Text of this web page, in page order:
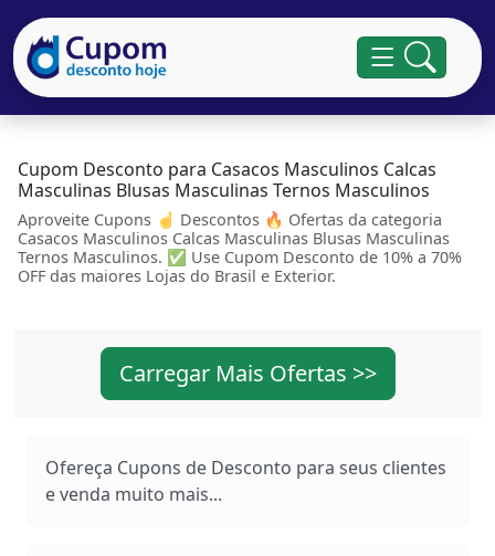
Cupom Desconto para Casacos Masculinos Calcas
Masculinas Blusas Masculinas Ternos Masculinos
Aproveite Cupons ☝ Descontos 🔥 Ofertas da categoria
Casacos Masculinos Calcas Masculinas Blusas Masculinas
Ternos Masculinos. ✅ Use Cupom Desconto de 10% a 70%
OFF das maiores Lojas do Brasil e Exterior.
Carregar Mais Ofertas >>
Ofereça Cupons de Desconto para seus clientes
e venda muito mais...